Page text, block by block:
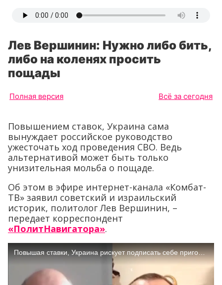
Лев Вершинин: Нужно либо бить,
либо на коленях просить
пощады
Полная версия Всё за сегодня
Повышением ставок, Украина сама
вынуждает российское руководство
ужесточать ход проведения СВО. Ведь
альтернативой может быть только
унизительная мольба о пощаде.
Об этом в эфире интернет-канала «Комбат-
ТВ» заявил советский и израильский
историк, политолог Лев Вершинин, –
передает корреспондент
«ПолитНавигатора».